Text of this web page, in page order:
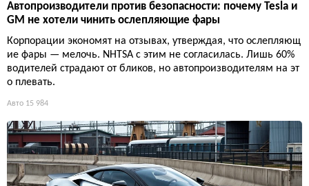
Автопроизводители против безопасности: почему Tesla и
GM не хотели чинить ослепляющие фары
Корпорации экономят на отзывах, утверждая, что ослепляющ
ие фары — мелочь. NHTSA с этим не согласилась. Лишь 60%
водителей страдают от бликов, но автопроизводителям на эт
о плевать.
Авто 15 984